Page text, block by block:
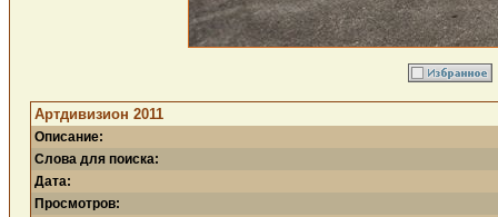
Артдивизион 2011
Описание:
Слова для поиска:
Дата:
Просмотров: